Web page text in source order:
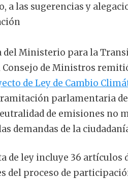
a las sugerencias y
del Ministerio para la
Consejo de Ministros
de Ley de Cambio
parlamentaria
de emisiones no
demandas de la
de ley incluye 36
del proceso de